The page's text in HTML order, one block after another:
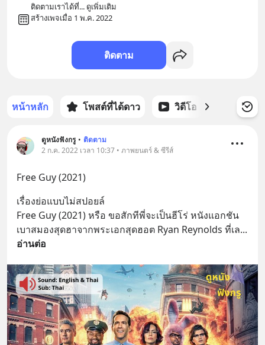
ติดตามเราได้ที่... ดูเพิ่มเติม
สร้างเพจเมื่อ 1 พ.ค. 2022
ติดตาม
หน้าหลัก โพสต์ที่ได้ดาว วิดีโอ พอดแ
ดูหนังฟังกรู • ติดตาม
2 ก.ค. 2022 เวลา 10:37 • ภาพยนตร์ & ซีรีส์
Free Guy (2021)
เรื่องย่อแบบไม่สปอยล์
Free Guy (2021) หรือ ขอสักทีพี่จะเป็นฮีโร่ หนังแอกชัน
เบาสมองสุดฮาจากพระเอกสุดฮอต Ryan Reynolds ที่เล
อ่านต่อ